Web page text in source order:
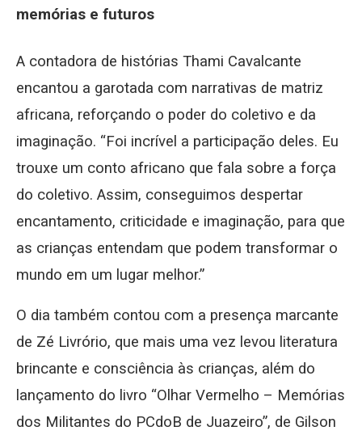
memórias e futuros
A contadora de histórias Thami Cavalcante
encantou a garotada com narrativas de matriz
africana, reforçando o poder do coletivo e da
imaginação. “Foi incrível a participação deles. Eu
trouxe um conto africano que fala sobre a força
do coletivo. Assim, conseguimos despertar
encantamento, criticidade e imaginação, para que
as crianças entendam que podem transformar o
mundo em um lugar melhor.”
O dia também contou com a presença marcante
de Zé Livrório, que mais uma vez levou literatura
brincante e consciência às crianças, além do
lançamento do livro “Olhar Vermelho – Memórias
dos Militantes do PCdoB de Juazeiro”, de Gilson